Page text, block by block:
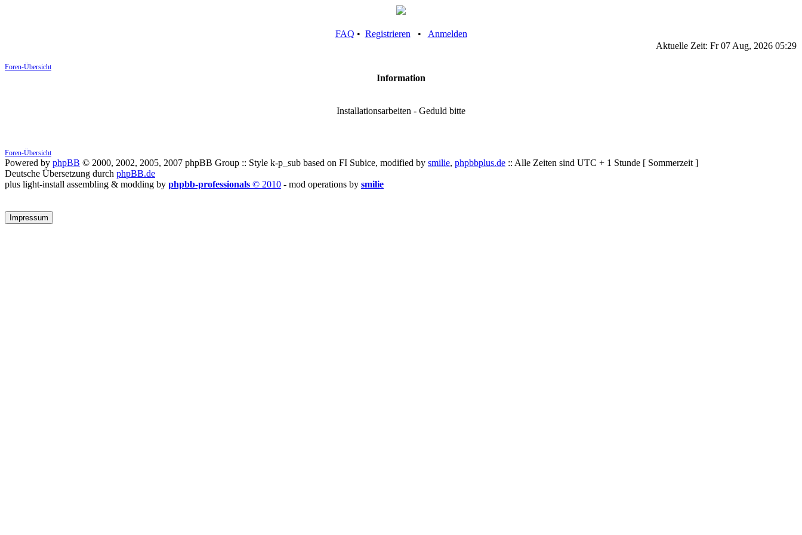
FAQ • Registrieren • Anmelden
Aktuelle Zeit: Fr 07 Aug, 2026 05:29
Foren-Übersicht
Information
Installationsarbeiten - Geduld bitte
Foren-Übersicht
Powered by phpBB © 2000, 2002, 2005, 2007 phpBB Group :: Style k-p_sub based on FI Subice, modified by smilie, phpbbplus.de :: Alle Zeiten sind UTC + 1 Stunde [ Sommerzeit ]
Deutsche Übersetzung durch phpBB.de
plus light-install assembling & modding by phpbb-professionals © 2010 - mod operations by smilie